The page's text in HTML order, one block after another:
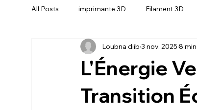
All Posts imprimante 3D Filament 3D
CREALITY SPARKX i7 Color Combo
L'Énergie
Transition
Loubna diib 3 nov. 2025 8